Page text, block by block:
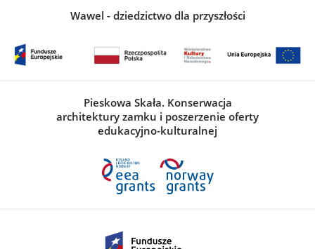
Wawel - dziedzictwo dla przyszłości
Pieskowa Skała. Konserwacja
architektury zamku i poszerzenie oferty
edukacyjno-kulturalnej